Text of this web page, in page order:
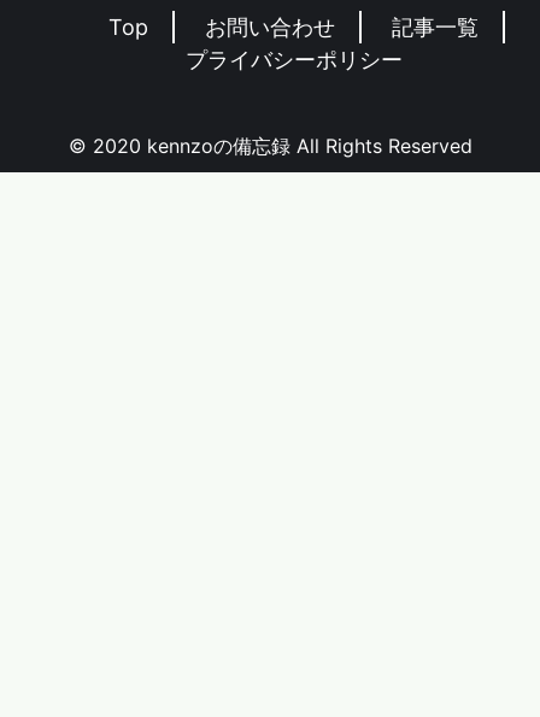
Top お問い合わせ
記事一覧
プライバシーポリシー
© 2020 kennzoの備忘録 All Rights Reserved